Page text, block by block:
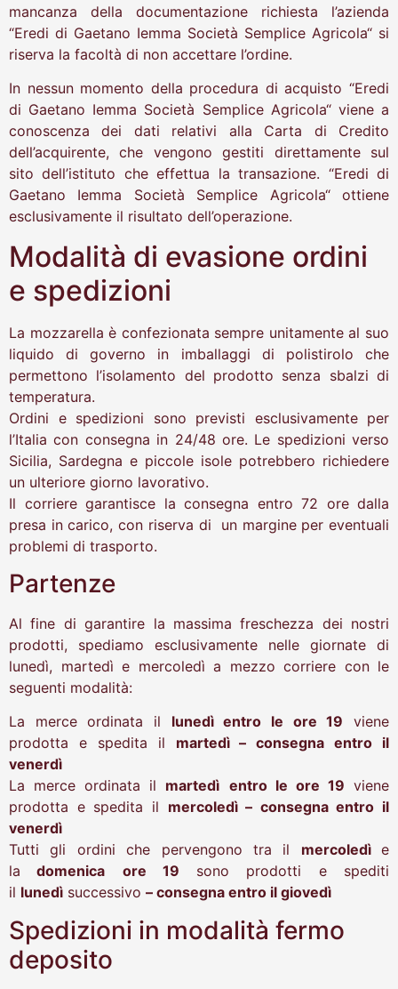
mancanza della documentazione richiesta l’azienda
“Eredi di Gaetano Iemma Società Semplice Agricola“ si
riserva la facoltà di non accettare l’ordine.
In nessun momento della procedura di acquisto “Eredi
di Gaetano Iemma Società Semplice Agricola“ viene a
conoscenza dei dati relativi alla Carta di Credito
dell’acquirente, che vengono gestiti direttamente sul
sito dell’istituto che effettua la transazione. “Eredi di
Gaetano Iemma Società Semplice Agricola“ ottiene
esclusivamente il risultato dell’operazione.
Modalità di evasione ordini
e spedizioni
La mozzarella è confezionata sempre unitamente al suo
liquido di governo in imballaggi di polistirolo che
permettono l’isolamento del prodotto senza sbalzi di
temperatura.
Ordini e spedizioni sono previsti esclusivamente per
l’Italia con consegna in 24/48 ore. Le spedizioni verso
Sicilia, Sardegna e piccole isole potrebbero richiedere
un ulteriore giorno lavorativo.
Il corriere garantisce la consegna entro 72 ore dalla
presa in carico, con riserva di un margine per eventuali
problemi di trasporto.
Partenze
Al fine di garantire la massima freschezza dei nostri
prodotti, spediamo esclusivamente nelle giornate di
lunedì, martedì e mercoledì a mezzo corriere con le
seguenti modalità:
La merce ordinata il lunedì entro le ore 19 viene
prodotta e spedita il martedì – consegna entro il
venerdì
La merce ordinata il martedì entro le ore 19 viene
prodotta e spedita il mercoledì – consegna entro il
venerdì
Tutti gli ordini che pervengono tra il mercoledì e
la domenica ore 19 sono prodotti e spediti
il lunedì successivo – consegna entro il giovedì
Spedizioni in modalità fermo
deposito